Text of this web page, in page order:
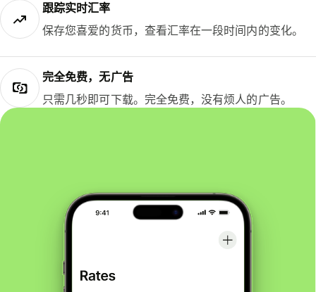
跟踪实时汇率
保存您喜爱的货币，查看汇率在一段时间内的变化。
完全免费，无广告
只需几秒即可下载。完全免费，没有烦人的广告。